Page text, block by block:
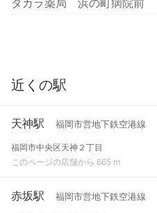
近くの駅
天神駅 福岡市営地下鉄空港線
福岡市中央区天神２丁目
このページの店舗から 665 m
赤坂駅 福岡市営地下鉄空港線